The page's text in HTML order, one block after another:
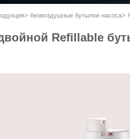
> безвоздушные бутылки насоса>
Refillable